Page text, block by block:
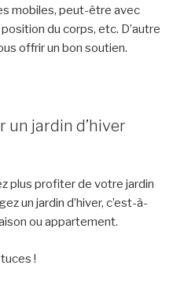
mobiles, peut-être avec
du corps, etc. D’autre
offrir un bon soutien.
jardin d’hiver
plus profiter de votre jardin
un jardin d’hiver, c’est-à-
ou appartement.
!